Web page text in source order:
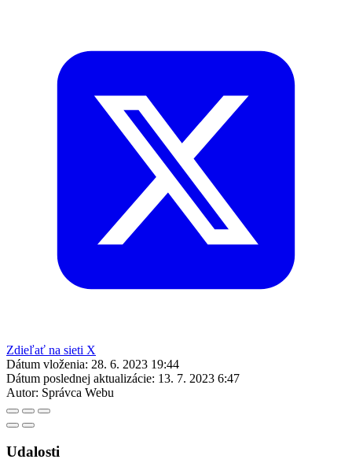
Zdieľať na sieti X
Dátum vloženia: 28. 6. 2023 19:44
Dátum poslednej aktualizácie: 13. 7. 2023 6:47
Autor: Správca Webu
Udalosti